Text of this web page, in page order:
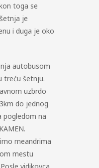
toga se
je
i duga je oko
autobusom
treću šetnju.
uzbrdo
do jednog
pogledom na
meandrima
mestu
vidikovca,